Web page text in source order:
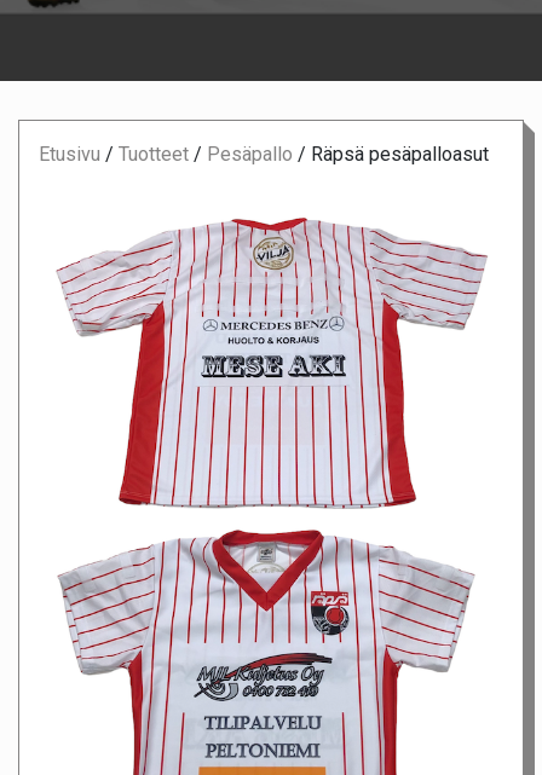
Etusivu / Tuotteet / Pesäpallo / Räpsä pesäpalloasut